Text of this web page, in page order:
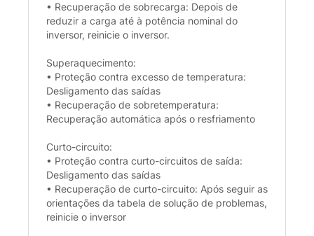
• Recuperação de sobrecarga: Depois de
reduzir a carga até à potência nominal do
inversor, reinicie o inversor.
Superaquecimento:
• Proteção contra excesso de temperatura:
Desligamento das saídas
• Recuperação de sobretemperatura:
Recuperação automática após o resfriamento
Curto-circuito:
• Proteção contra curto-circuitos de saída:
Desligamento das saídas
• Recuperação de curto-circuito: Após seguir as
orientações da tabela de solução de problemas,
reinicie o inversor